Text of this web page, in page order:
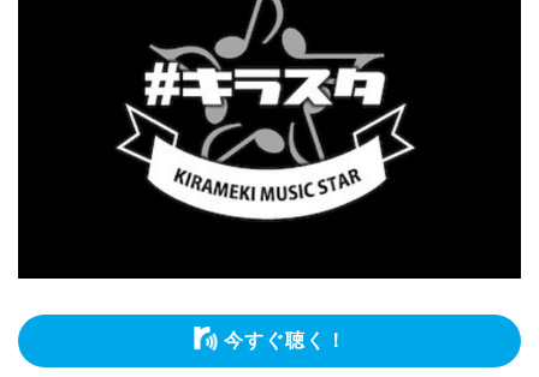
今すぐ聴く！